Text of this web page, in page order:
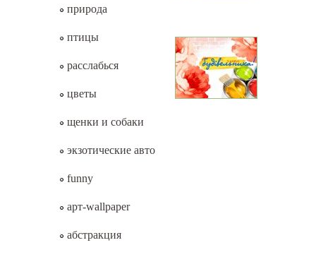
природа
птицы
расслабься
цветы
щенки и собаки
экзотические авто
funny
арт-wallpaper
абстракция